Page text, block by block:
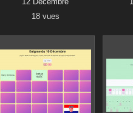
18 vues